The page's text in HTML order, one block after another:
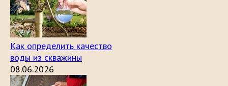
Как определить качество
воды из скважины
08.06.2026